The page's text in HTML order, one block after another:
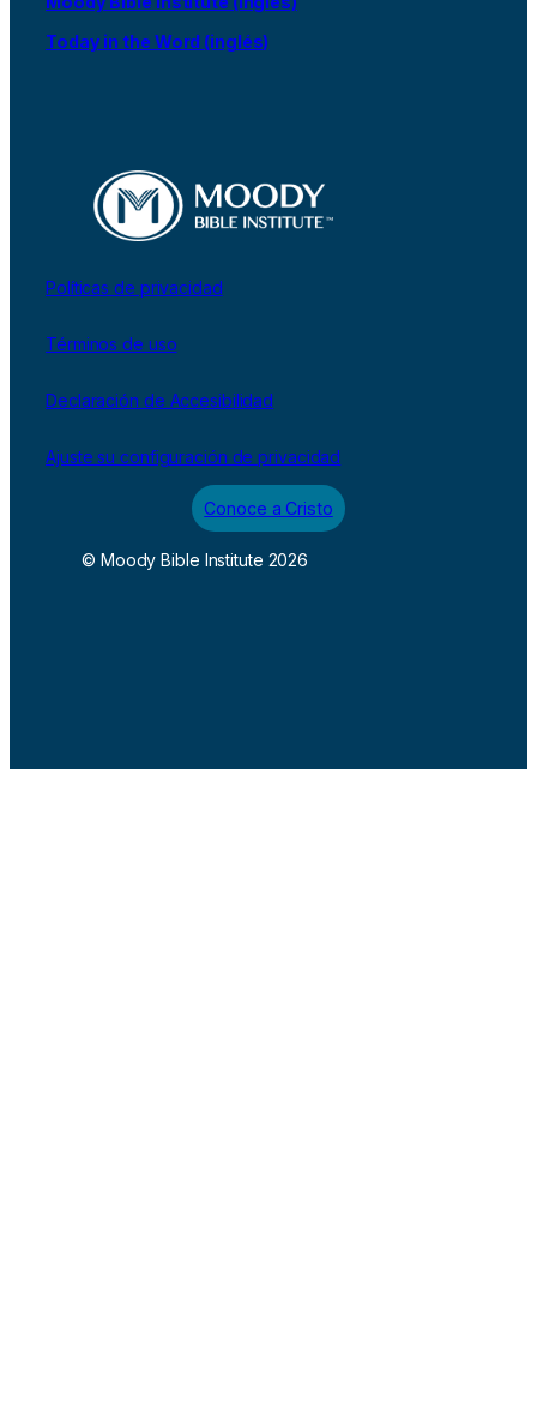
Today in the Word (inglés)
Políticas de privacidad
Términos de uso
Declaración de Accesibilidad
Ajuste su configuración de privacidad
Conoce a Cristo
© Moody Bible Institute 2026